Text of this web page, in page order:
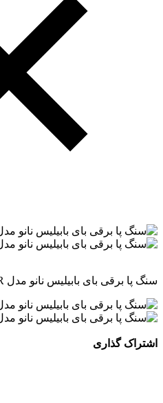
سنگ پا برقی بای بابیلیس نانو مدل BY-501R
اشتراک گذاری